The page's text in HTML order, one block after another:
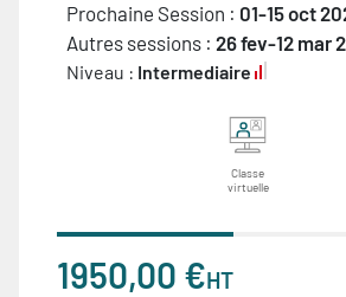
Prochaine Session : 01-15 oct
Autres sessions : 26 fev-12 mar
Niveau : Intermediaire
Classe
virtuelle
1950,00 €HT